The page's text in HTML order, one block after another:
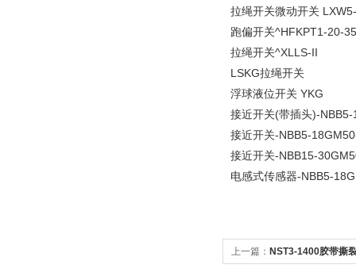
拉绳开关微动开关
跑偏开关^HFKPT1-20-35
拉绳开关^XLLS-II
LSKG拉绳开关
浮球液位开关 YKG
接近开关(带插头)-
接近开关-NBB5-
接近开关-NBB15-
电感式传感器-NBB5-
上一篇： NST3-1400胶带撕